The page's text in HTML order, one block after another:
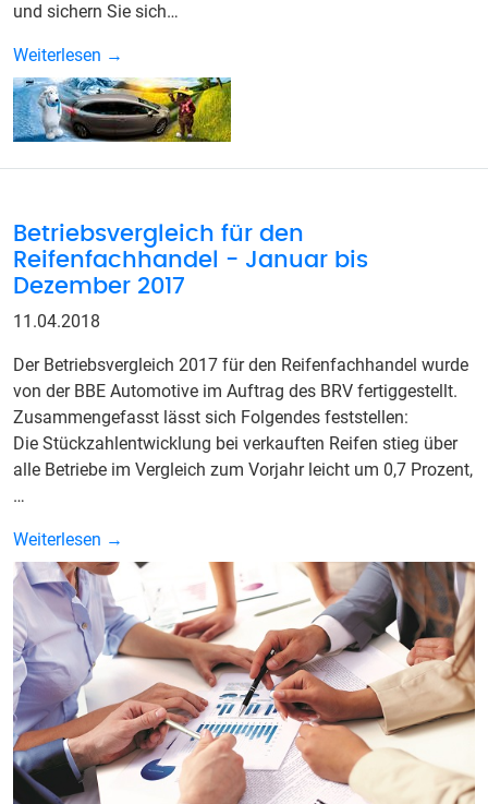
und sichern Sie sich…
Weiterlesen →
Betriebsvergleich für den
Reifenfachhandel - Januar bis
Dezember 2017
11.04.2018
Der Betriebsvergleich 2017 für den Reifenfachhandel wurde
von der BBE Automotive im Auftrag des BRV fertiggestellt.
Zusammengefasst lässt sich Folgendes feststellen:
Die Stückzahlentwicklung bei verkauften Reifen stieg über
alle Betriebe im Vergleich zum Vorjahr leicht um 0,7 Prozent,
…
Weiterlesen →